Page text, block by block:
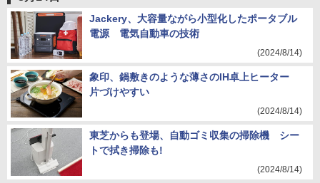
Jackery、大容量ながら小型化したポータブル
電源 電気自動車の技術
(2024/8/14)
象印、鍋敷きのような薄さのIH卓上ヒーター
片づけやすい
(2024/8/14)
東芝からも登場、自動ゴミ収集の掃除機 シー
トで拭き掃除も!
(2024/8/14)